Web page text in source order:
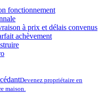
fonctionnement
à prix et délais convenus
achèvement
Devenez propriétaire en
maison.